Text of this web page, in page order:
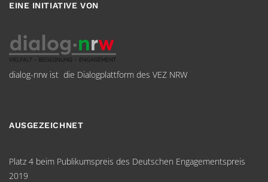
EINE INITIATIVE VON
dialog-nrw ist die Dialogplattform des VEZ NRW
AUSGEZEICHNET
Platz 4 beim Publikumspreis des Deutschen Engagementspreis
2019